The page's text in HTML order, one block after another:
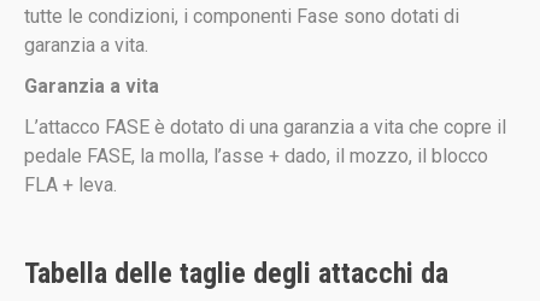
tutte le condizioni, i componenti Fase sono dotati di
garanzia a vita.
Garanzia a vita
L’attacco FASE è dotato di una garanzia a vita che copre il
pedale FASE, la molla, l’asse + dado, il mozzo, il blocco
FLA + leva.
Tabella delle taglie degli attacchi da